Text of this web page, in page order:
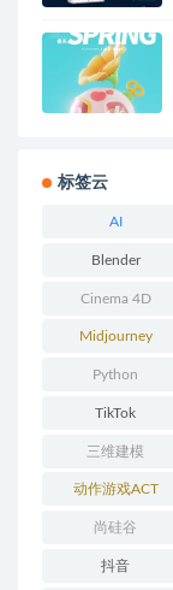
标签云
AI
Blender
Cinema 4D
Midjourney
Python
TikTok
三维建模
动作游戏ACT
尚硅谷
抖音